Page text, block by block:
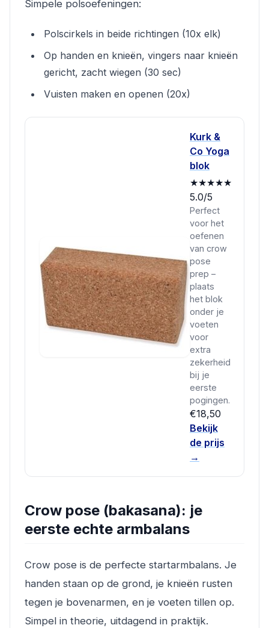
Simpele polsoefeningen:
Polscirkels in beide richtingen (10x elk)
Op handen en knieën, vingers naar knieën
gericht, zacht wiegen (30 sec)
Vuisten maken en openen (20x)
Kurk &
Co Yoga
blok
★★★★★
5.0/5
Perfect
voor het
oefenen
van crow
pose
prep –
plaats
het blok
onder je
voeten
voor
extra
zekerheid
bij je
eerste
pogingen.
€18,50
Bekijk
de prijs
→
Crow pose (bakasana): je
eerste echte armbalans
Crow pose is de perfecte startarmbalans. Je
handen staan op de grond, je knieën rusten
tegen je bovenarmen, en je voeten tillen op.
Simpel in theorie, uitdagend in praktijk.